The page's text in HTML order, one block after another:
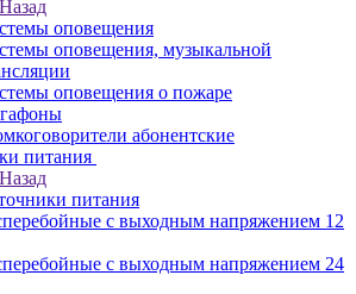
Назад
оповещения
оповещения, музыкальной
оповещения о пожаре
абонентские
питания
Назад
питания
с выходным напряжением 12
с выходным напряжением 24